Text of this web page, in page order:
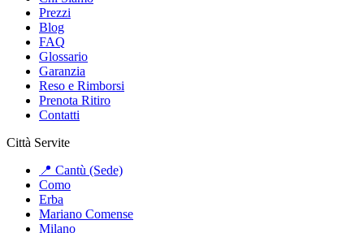
Prezzi
Blog
FAQ
Glossario
Garanzia
Reso e Rimborsi
Prenota Ritiro
Contatti
Città Servite
📍 Cantù (Sede)
Como
Erba
Mariano Comense
Milano